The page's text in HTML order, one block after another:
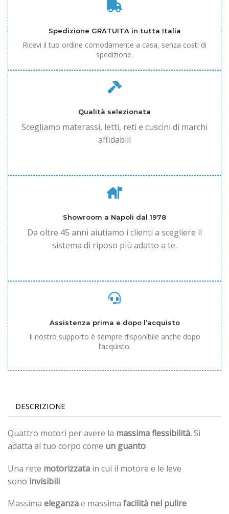
Motori
Spedizione GRATUITA in tutta Italia
Ricevi il tuo ordine comodamente a casa, senza costi di
spedizione.
Qualità selezionata
Scegliamo materassi, letti, reti e cuscini di marchi
affidabili
Showroom a Napoli dal 1978
Da oltre 45 anni aiutiamo i clienti a scegliere il
sistema di riposo più adatto a te.
Assistenza prima e dopo l’acquisto
Il nostro supporto è sempre disponibile anche dopo
l’acquisto.
DESCRIZIONE
Quattro motori per avere la massima flessibilità.Si
adatta al tuo corpo come un guanto
Una rete motorizzata in cui il motore e le leve
sono invisibili
Massima eleganzae massima facilità nel pulire